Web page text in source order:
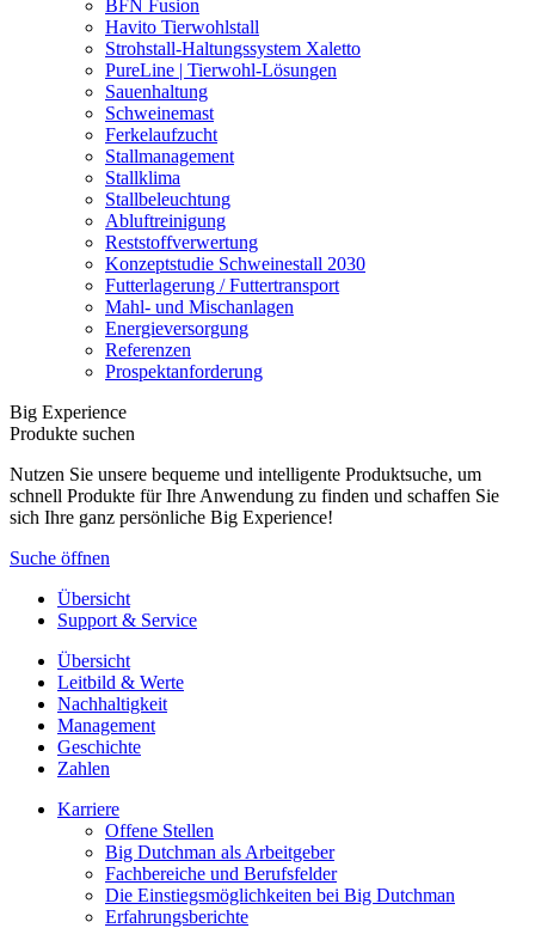
BFN Fusion
Havito Tierwohlstall
Strohstall-Haltungssystem Xaletto
PureLine | Tierwohl-Lösungen
Sauenhaltung
Schweinemast
Ferkelaufzucht
Stallmanagement
Stallklima
Stallbeleuchtung
Abluftreinigung
Reststoffverwertung
Konzeptstudie Schweinestall 2030
Futterlagerung / Futtertransport
Mahl- und Mischanlagen
Energieversorgung
Referenzen
Prospektanforderung
Big Experience
Produkte suchen
Nutzen Sie unsere bequeme und intelligente Produktsuche, um
schnell Produkte für Ihre Anwendung zu finden und schaffen Sie
sich Ihre ganz persönliche Big Experience!
Suche öffnen
Übersicht
Support & Service
Übersicht
Leitbild & Werte
Nachhaltigkeit
Management
Geschichte
Zahlen
Karriere
Offene Stellen
Big Dutchman als Arbeitgeber
Fachbereiche und Berufsfelder
Die Einstiegsmöglichkeiten bei Big Dutchman
Erfahrungsberichte